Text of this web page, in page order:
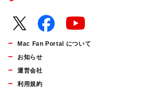
Mac Fan Portal について
お知らせ
運営会社
利用規約